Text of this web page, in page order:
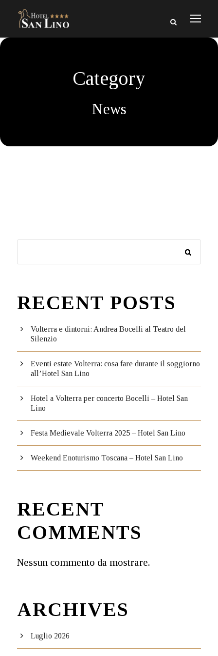
Category
News
RECENT POSTS
Volterra e dintorni: Andrea Bocelli al Teatro del
Silenzio
Eventi estate Volterra: cosa fare durante il soggiorno
all’Hotel San Lino
Hotel a Volterra per concerto Bocelli – Hotel San
Lino
Festa Medievale Volterra 2025 – Hotel San Lino
Weekend Enoturismo Toscana – Hotel San Lino
RECENT
COMMENTS
Nessun commento da mostrare.
ARCHIVES
Luglio 2026